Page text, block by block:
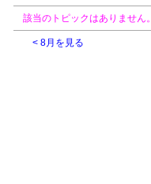
該当のトピックはありません。
< 8月を見る